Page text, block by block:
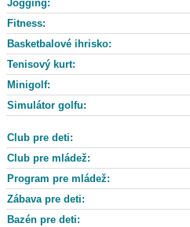
Jogging:
Fitness:
Basketbalové ihrisko:
Tenisový kurt:
Minigolf:
Simulátor golfu:
Club pre deti:
Club pre mládež:
Program pre mládež:
Zábava pre deti:
Bazén pre deti: